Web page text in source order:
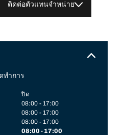
ติดต่อตัวแทนจำหน่าย
ทำการ
ปิด
08:00 - 17:00
08:00 - 17:00
08:00 - 17:00
08:00 - 17:00